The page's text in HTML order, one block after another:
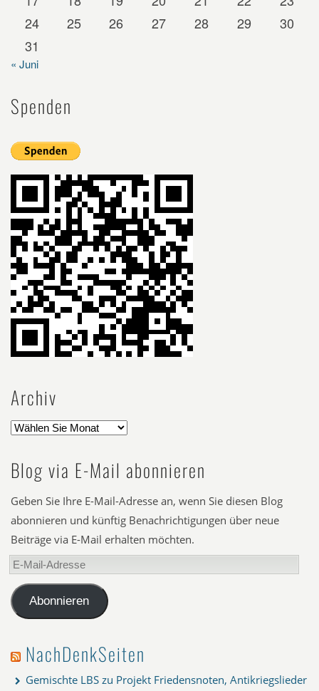
24
25 26 27 28 29
30
31
« Juni
Spenden
Archiv
Blog via E-Mail abonnieren
Geben Sie Ihre E-Mail-Adresse an, wenn Sie diesen Blog
abonnieren und künftig Benachrichtigungen über neue
Beiträge via E-Mail erhalten möchten.
E-
Mail-
AdresseAbonnieren
NachDenkSeiten
Gemischte LBS zu Projekt Friedensnoten, Antikriegslieder